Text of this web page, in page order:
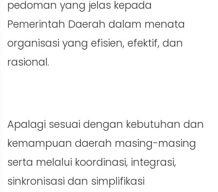
pedoman yang jelas kepada
Pemerintah Daerah dalam menata
organisasi yang efisien, efektif, dan
rasional.
Apalagi sesuai dengan kebutuhan dan
kemampuan daerah masing-masing
serta melalui koordinasi, integrasi,
sinkronisasi dan simplifikasi